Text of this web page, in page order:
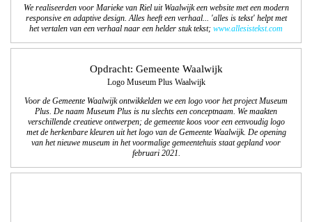
We realiseerden voor Marieke van Riel uit Waalwijk een website met een modern
responsive en adaptive design. Alles heeft een verhaal... 'alles is tekst' helpt met
het vertalen van een verhaal naar een helder stuk tekst; www.allesistekst.com
Opdracht: Gemeente Waalwijk
Logo Museum Plus Waalwijk
Voor de Gemeente Waalwijk ontwikkelden we een logo voor het project Museum
Plus. De naam Museum Plus is nu slechts een conceptnaam. We maakten
verschillende creatieve ontwerpen; de gemeente koos voor een eenvoudig logo
met de herkenbare kleuren uit het logo van de Gemeente Waalwijk. De opening
van het nieuwe museum in het voormalige gemeentehuis staat gepland voor
februari 2021.